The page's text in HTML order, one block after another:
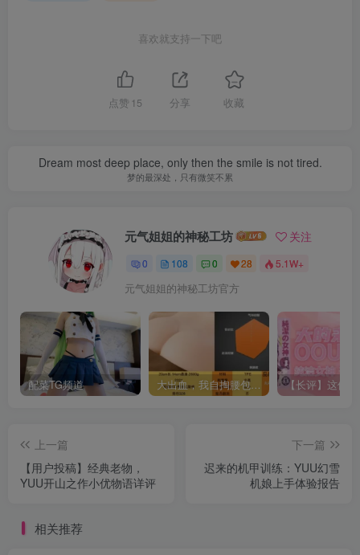
喜欢就支持一下吧
点赞 15 分享 收藏
Dream most deep place, only then the smile is not tired.
梦的最深处，只有微笑不累
元气姐姐的神秘工坊 关注
0 108 0 28 5.1W+
元气姐姐的神秘工坊官方
配菜TG频道 大出血，我自掏腰包给大家带来——KAGUYANO新品蜂蜜芥末酱倔强款测评
上一篇
【用户投稿】经典老物，
YUU开山之作小优物语详评
下一篇
迟来的机甲训练：YUU幻雪
机娘上手体验报告
相关推荐